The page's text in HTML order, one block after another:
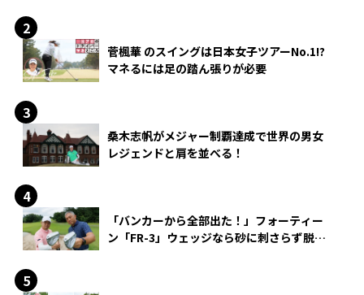
菅楓華 のスイングは日本女子ツアーNo.1!?
マネるには足の踏ん張りが必要
桑木志帆がメジャー制覇達成で世界の男女
レジェンドと肩を並べる！
「バンカーから全部出た！」フォーティー
ン「FR-3」ウェッジなら砂に刺さらず脱出